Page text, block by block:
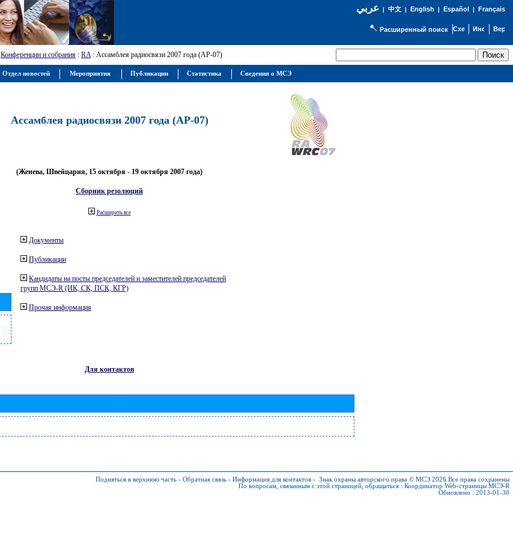
عربي| 中文| English | Español | Français
Расширенный поиск
Конференции и собрания : RA: Ассамблея радиосвязи 2007 года (АР-07)
Ассамблея радиосвязи 2007 года (АР-07)
(Женева, Швейцария, 15 октября - 19 октября 2007 года)
Сборник резолюций
Расширить все
Документы
Публикации
Кандидаты на посты председателей и заместителей председателей
групп МСЭ-R (ИК, СК, ПСК, КГР)
Прочая информация
Для контактов
Подняться в верхнюю часть - Обратная связь - Информация для контактов - Знак охраны авторского права © МСЭ 2026 Все права сохранены
По вопросам, связанным с этой страницей, обращаться : Координатор Web-страницы МСЭ-R
Обновлено : 2013-01-30
Отдел новостей Мероприятия Публикации Статистика Сведения о МСЭ